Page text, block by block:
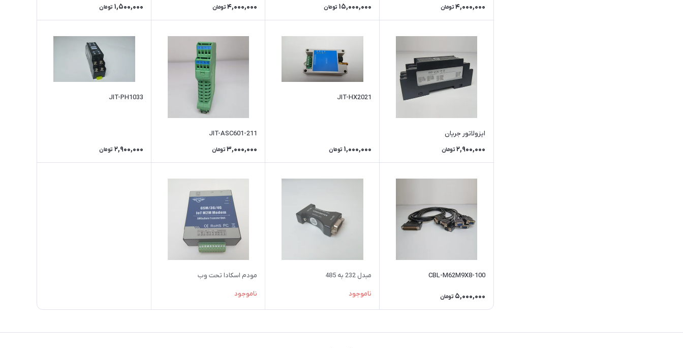
4,000,000 تومان 15,000,000 تومان 4,000,000 تومان 1,500,000 تومان
ایزولاتور جریان
2,900,000 تومان
JIT-HX2021
1,000,000 تومان
JIT-ASC601-211
3,000,000 تومان
JIT-PH1033
2,900,000 تومان
CBL-M62M9X8-100
5,000,000 تومان
مبدل 232 به 485
ناموجود
مودم اسکادا تحت وب
ناموجود